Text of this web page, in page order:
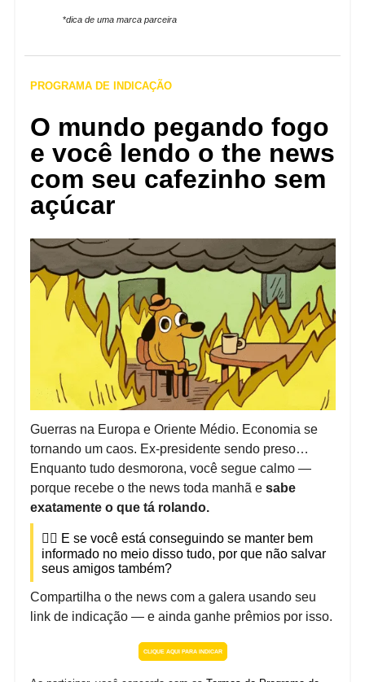
*dica de uma marca parceira
PROGRAMA DE INDICAÇÃO
O mundo pegando fogo
e você lendo o the news
com seu cafezinho sem
açúcar
Guerras na Europa e Oriente Médio. Economia se
tornando um caos. Ex-presidente sendo preso…
Enquanto tudo desmorona, você segue calmo —
porque recebe o the news toda manhã e sabe
exatamente o que tá rolando.
🧘‍♀️ E se você está conseguindo se manter bem
informado no meio disso tudo, por que não salvar
seus amigos também?
Compartilha o the news com a galera usando seu
link de indicação — e ainda ganhe prêmios por isso.
CLIQUE AQUI PARA INDICAR